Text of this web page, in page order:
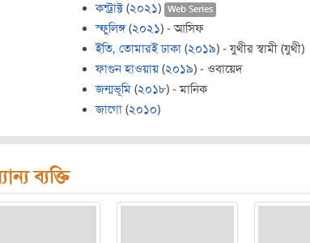
কন্ট্রাক্ট (২০২১) Web Series
স্ফুলিঙ্গ(২০২১) - আসিফ
ইতি, তোমারই ঢাকা (২০১৯) - যুথীর স্বামী (যুথী)
ফাগুন হাওয়ায় (২০১৯) - ওবায়েদ
জন্মভূমি (২০১৮) - মানিক
জাগো (২০১০)
ব্যক্তি